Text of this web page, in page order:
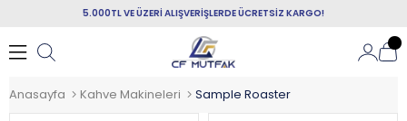
5.000TL VE ÜZERİ ALIŞVERİŞLERDE ÜCRETSİZ KARGO!
Anasayfa Kahve Makineleri Sample Roaster